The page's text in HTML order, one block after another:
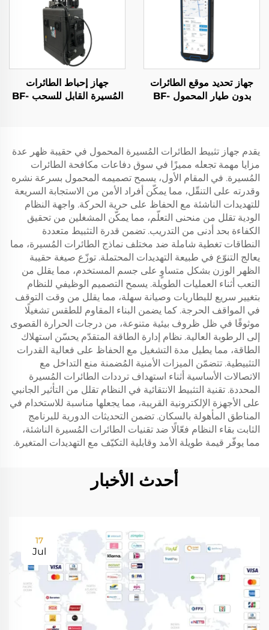
ديسيبل للميجاهرتز
جهاز تحديد موقع الطائرات
بدون طيار المحمول BF-
جهاز إحباط الطائرات
المُسيرة القابل للسحب BF-
يقدم جهاز تثبيط الطائرات المُسيرة المحمول في حقيبة ظهر عدة
مزايا مهمة تجعله مميزًا في سوق دفاعات مكافحة الطائرات
المُسيرة. في المقام الأول، يسمح تصميمه المحمول بسرعة نشره
وقدرته على التنقّل، مما يمكّن أفراد الأمن من الاستجابة السريعة
للتهديدات الناشئة مع الحفاظ على حرية الحركة. واجهة النظام
الودية تقلل من منحنى التعلّم، مما يمكّن المشغلين من تحقيق
الكفاءة بحد أدنى من التدريب. تضمن قدرة التثبيط متعددة
النطاقات تغطية شاملة ضد مختلف نماذج الطائرات المُسيرة، مما
يعالج التنوّع في طبيعة التهديدات المحتملة. توزّع صيغة حقيبة
الظهر الوزن بشكل متساوٍ على جسم المستخدم، مما يقلل من
التعب أثناء العمليات الطويلة. يسمح التصميم الوظيفي للنظام
بتغيير سريع للبطاريات وصيانة سهلة، مما يقلل من وقت التوقف
في المواقف الحرجة. كما يضمن البناء المقاوم للطقس تشغيلًا
موثوقًا في ظل ظروف بيئية متنوعة، من درجات الحرارة القصوى
إلى الرطوبة العالية. نظام إدارة الطاقة المتقدّم يحسّن استهلاك
الطاقة، مما يطيل مدة التشغيل مع الحفاظ على فعالية القدرات
التثبيطية. تتضمّن الميزات الأمنية المُضمنة منع التداخل مع
الاتصالات الأساسية أثناء استهداف ترددات الطائرات المُسيرة
المحددة. تقنية التثبيط الانتقائية في النظام تقلل من التأثير الجانبي
على الأجهزة الإلكترونية القريبة، مما يجعلها مناسبة للاستخدام في
المناطق المأهولة بالسكان. تضمن التحديثات الدورية للبرنامج
الثابت بقاء النظام فعّالًا ضد تقنيات الطائرات المُسيرة الناشئة،
مما يوفّر قيمة طويلة الأمد وقابلية التكيّف مع التهديدات المتغيرة.
أحدث الأخبار
17
Jul